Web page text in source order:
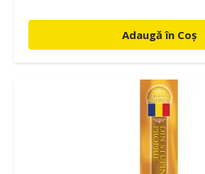
Adaugă în Coș